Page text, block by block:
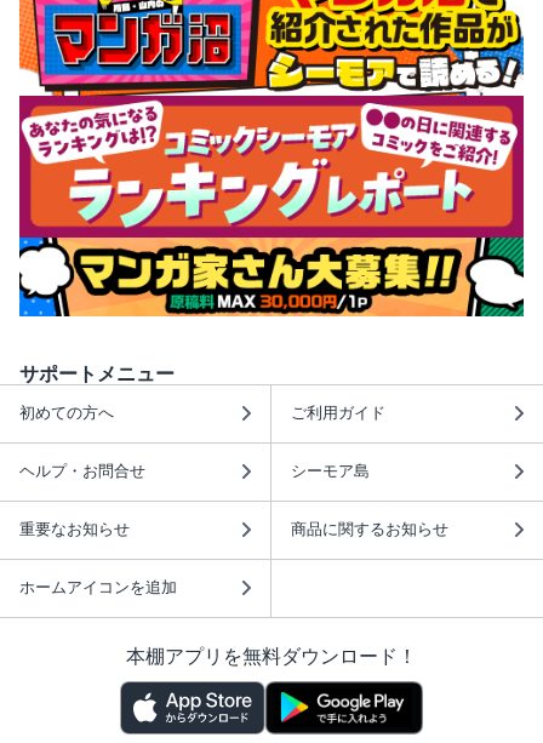
サポートメニュー
初めての方へ ご利用ガイド
ヘルプ・お問合せ シーモア島
重要なお知らせ 商品に関するお知らせ
ホームアイコンを追加
本棚アプリを無料ダウンロード！